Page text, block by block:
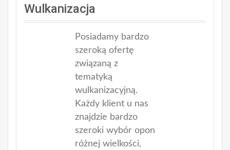
Wulkanizacja
Posiadamy bardzo
szeroką ofertę
związaną z
tematyką
wulkanizacyjną.
Każdy klient u nas
znajdzie bardzo
szeroki wybór opon
różnej wielkości,